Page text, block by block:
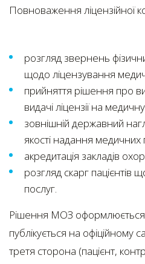
Повноваження ліцензійної
розгляд звернень
щодо ліцензування
прийняття рішення про
видачі ліцензії на
зовнішній державний
якості надання медичних
акредитація закладів
розгляд скарг пацієнтів
послуг.
Рішення МОЗ оформлюється
публікується на офіційному
третя сторона (пацієнт,